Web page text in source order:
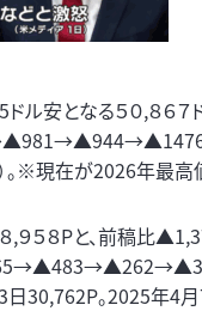
ドル安となる５
※現在が2026年最高
８,９５８Pと、前
30,762P。2025年4